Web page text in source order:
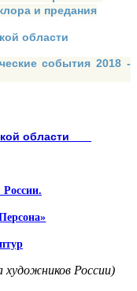
и предания
области
события 2018 -
области
России.
художников России)